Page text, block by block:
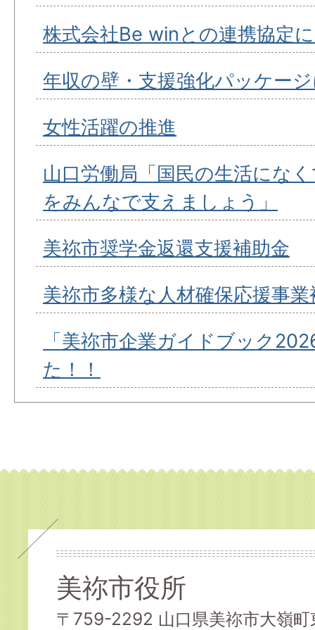
株式会社Be winとの連携協定
年収の壁・支援強化パッケー
女性活躍の推進
山口労働局「国民の生活にな
をみんなで支えましょう」
美祢市奨学金返還支援補助金
美祢市多様な人材確保応援事業
「美祢市企業ガイドブック
た！！
美祢市役所
〒759-2292 山口県美祢市大嶺